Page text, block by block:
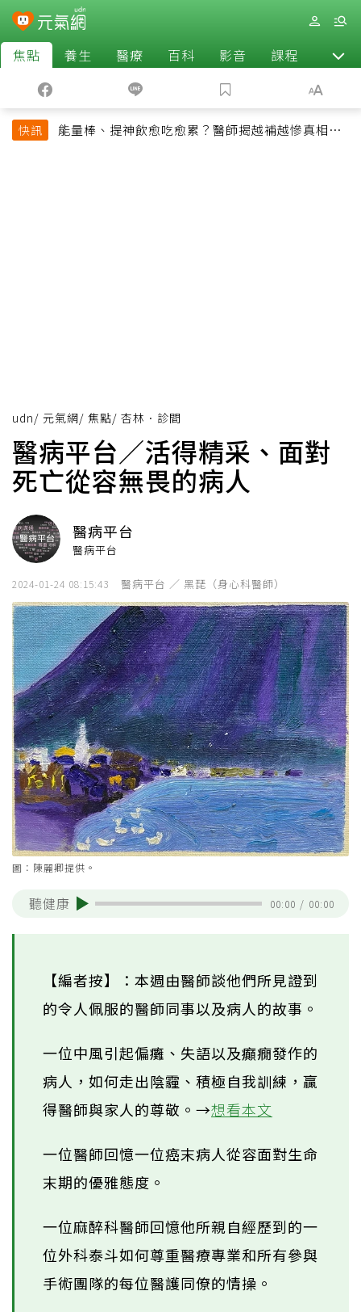
焦點 養生 醫療 百科 影音 課程 退休
快訊
能量棒、提神飲愈吃愈累？醫師揭越補越慘真相：
udn/ 元氣網/ 焦點/ 杏林．診間
醫病平台／活得精采、面對
死亡從容無畏的病人
醫病平台
醫病平台
2024-01-24 08:15:43 醫病平台 ／ 黑琵（身心科醫師）
圖：陳麗卿提供。
聽健康 00:00 / 00:00
【編者按】：本週由醫師談他們所見證到
的令人佩服的醫師同事以及病人的故事。
一位中風引起偏癱、失語以及癲癇發作的
病人，如何走出陰霾、積極自我訓練，贏
得醫師與家人的尊敬。→想看本文
一位醫師回憶一位癌末病人從容面對生命
末期的優雅態度。
一位麻醉科醫師回憶他所親自經歷到的一
位外科泰斗如何尊重醫療專業和所有參與
手術團隊的每位醫護同僚的情操。